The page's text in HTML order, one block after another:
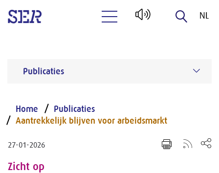
NL
Publicaties
Home
Publicaties
Aantrekkelijk blijven voor arbeidsmarkt
27-01-2026
Zicht op